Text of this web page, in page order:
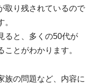
取り残されているので
ると、多くの50代が
とがわかります。
族の問題など、内容に